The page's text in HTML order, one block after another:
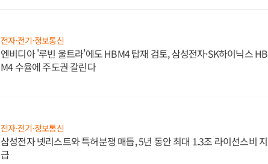
전자·전기·정보통신
엔비디아 '루빈 울트라'에도 HBM4 탑재 검토, 삼성전자·SK하이닉스 HB
M4 수율에 주도권 갈린다
전자·전기·정보통신
삼성전자 넷리스트와 특허분쟁 매듭, 5년 동안 최대 1.3조 라이선스비 지
급